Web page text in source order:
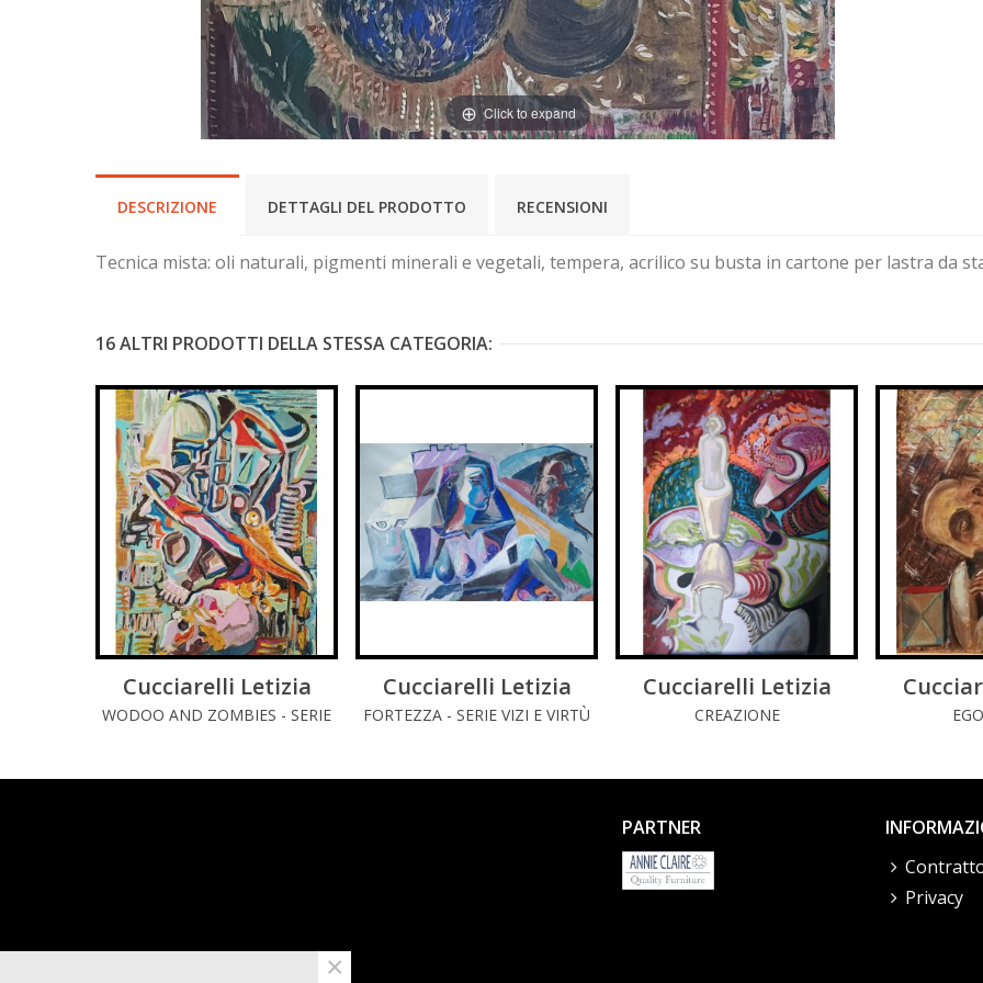
Click to expand
DESCRIZIONE DETTAGLI DEL PRODOTTO RECENSIONI
Tecnica mista: oli naturali, pigmenti minerali e vegetali, tempera, acrilico su busta in cartone per lastra da
16 ALTRI PRODOTTI DELLA STESSA CATEGORIA:
LEGGI DI PIÚ
Cucciarelli Letizia
WODOO AND ZOMBIES - SERIE
LEGGI DI PIÚ
Cucciarelli Letizia
FORTEZZA - SERIE VIZI E VIRTÙ
LEGGI DI PIÚ
Cucciarelli Letizia
CREAZIONE
PARTNER
Privacy
×